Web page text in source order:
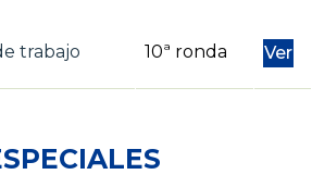
trabajo 10ª ronda Ver